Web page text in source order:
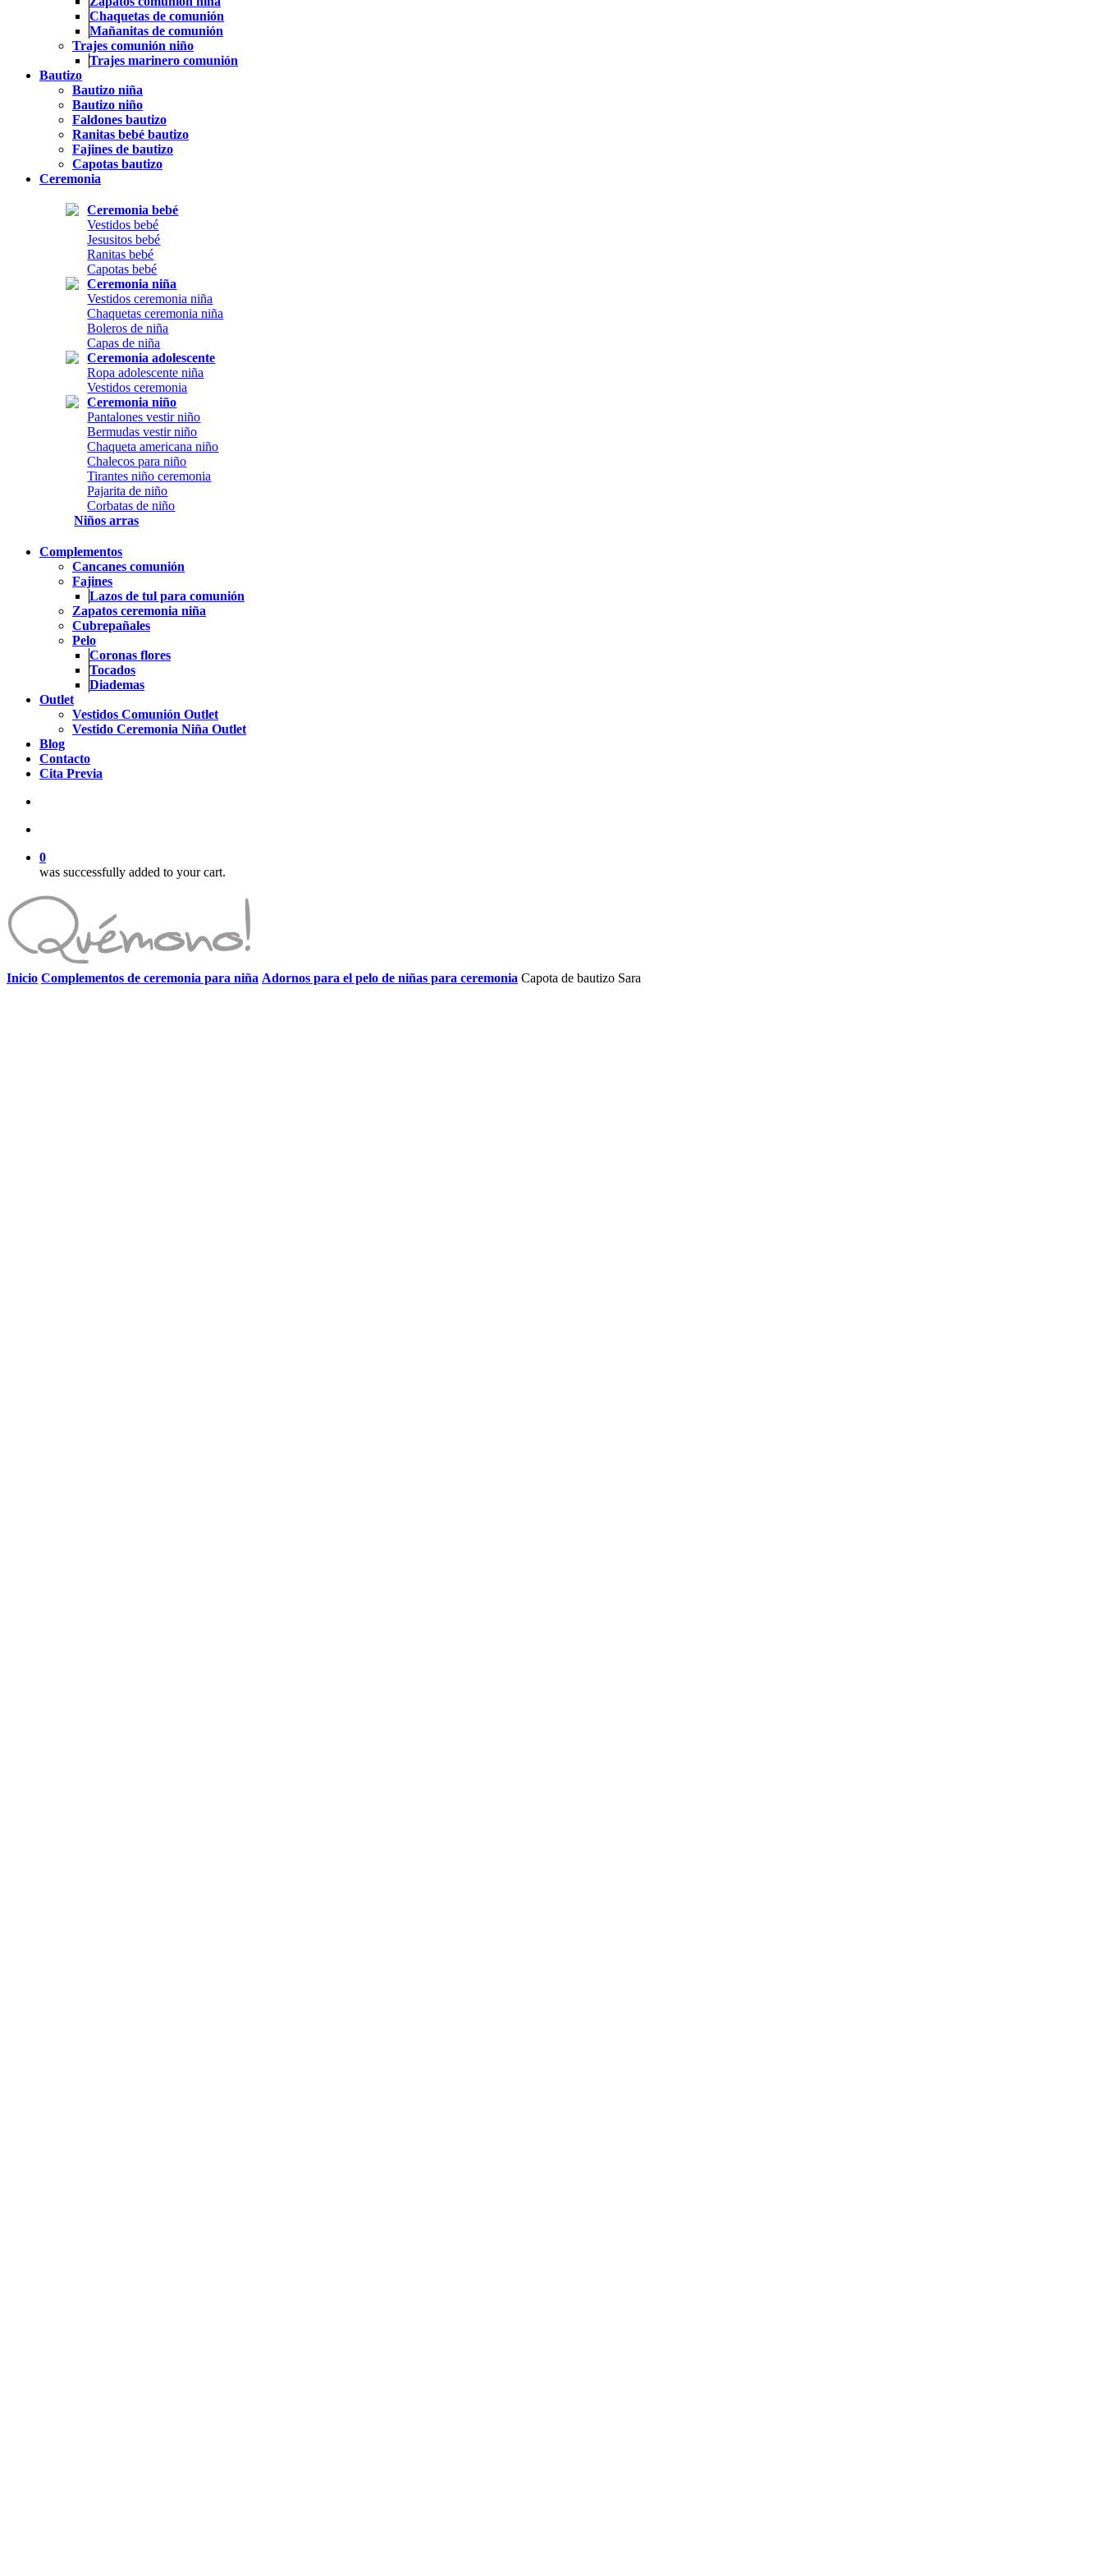
Chaquetas de comunión
Mañanitas de comunión
Trajes comunión niño
Trajes marinero comunión
Bautizo
Bautizo niña
Bautizo niño
Faldones bautizo
Ranitas bebé bautizo
Fajines de bautizo
Capotas bautizo
Ceremonia
Ceremonia bebé
Vestidos bebé
Jesusitos bebé
Ranitas bebé
Capotas bebé
Ceremonia niña
Vestidos ceremonia niña
Chaquetas ceremonia niña
Boleros de niña
Capas de niña
Ceremonia adolescente
Ropa adolescente niña
Vestidos ceremonia
Ceremonia niño
Pantalones vestir niño
Bermudas vestir niño
Chaqueta americana niño
Chalecos para niño
Tirantes niño ceremonia
Pajarita de niño
Corbatas de niño
Niños arras
Complementos
Cancanes comunión
Fajines
Lazos de tul para comunión
Zapatos ceremonia niña
Cubrepañales
Pelo
Coronas flores
Tocados
Diademas
Outlet
Vestidos Comunión Outlet
Vestido Ceremonia Niña Outlet
Blog
Contacto
Cita Previa
0
was successfully added to your cart.
Inicio Complementos de ceremonia para niña Adornos para el pelo de niñas para ceremonia Capota de bautizo Sara